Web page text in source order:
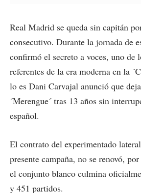
Real Madrid se queda sin capitán
consecutivo. Durante la jornada de
confirmó el secreto a voces, uno
referentes de la era moderna en la
lo es Dani Carvajal anunció que
´Merengue´ tras 13 años sin
español.
El contrato del experimentado
presente campaña, no se renovó,
el conjunto blanco culmina
y 451 partidos.